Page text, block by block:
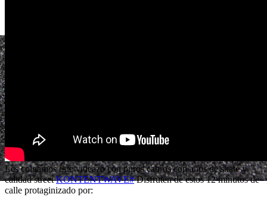
Les colgamos este videazo con puros cabros con años de skate y
calidad streetKONTENTWAVE#Disfruten de estos 12 minutos de
calle protaginizado por: